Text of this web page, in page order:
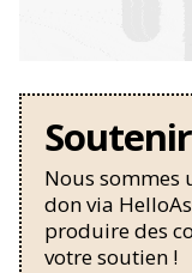
Nous sommes
don via
produire des
votre soutien !